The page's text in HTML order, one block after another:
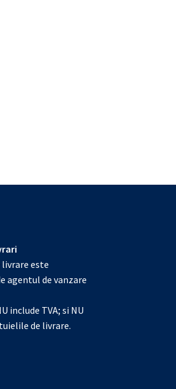
livrare este
agentul de vanzare
include TVA; si NU
de livrare.